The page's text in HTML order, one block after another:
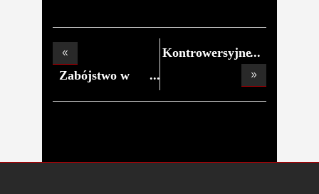
Zabójstwo w
Łódzk
Kontrowersyjne